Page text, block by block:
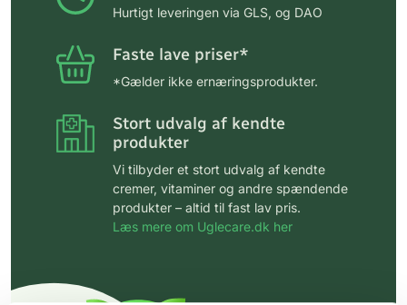
Hurtigt leveringen via GLS, og DAO
Faste lave priser*
*Gælder ikke ernæringsprodukter.
Stort udvalg af kendte
produkter
Vi tilbyder et stort udvalg af kendte
cremer, vitaminer og andre spændende
produkter – altid til fast lav pris.
Læs mere om Uglecare.dk her